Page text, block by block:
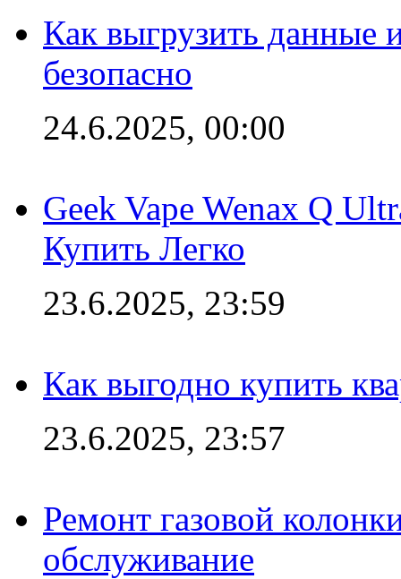
Как выгрузить данные
безопасно
24.6.2025, 00:00
Geek Vape Wenax Q
Купить Легко
23.6.2025, 23:59
Как выгодно купить
23.6.2025, 23:57
Ремонт газовой
обслуживание